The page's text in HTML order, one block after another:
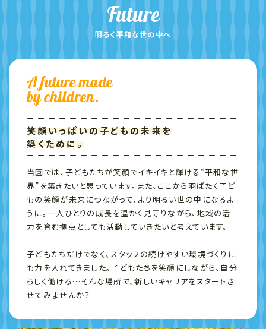
Future
明るく平和な世の中へ
A future made
by children.
笑顔いっぱいの子どもの未来を
築くために。
当園では、子どもたちが笑顔でイキイキと輝ける“平和な世
界”を築きたいと思っています。また、ここから羽ばたく子ど
もの笑顔が未来につながって、より明るい世の中になるよ
うに。一人ひとりの成長を温かく見守りながら、地域の活
力を育む拠点としても活動していきたいと考えています。
子どもたちだけでなく、スタッフの続けやすい環境づくりに
も力を入れてきました。子どもたちを笑顔にしながら、自分
らしく働ける…そんな場所で、新しいキャリアをスタートさ
せてみませんか？